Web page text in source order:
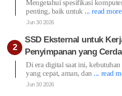
Mengetahui spesifikasi
penting, baik untuk ... read more
Jun 30 2026
SSD Eksternal untuk
Penyimpanan yang
Di era digital saat ini,
yang cepat, aman, dan ... read
Jun 30 2026